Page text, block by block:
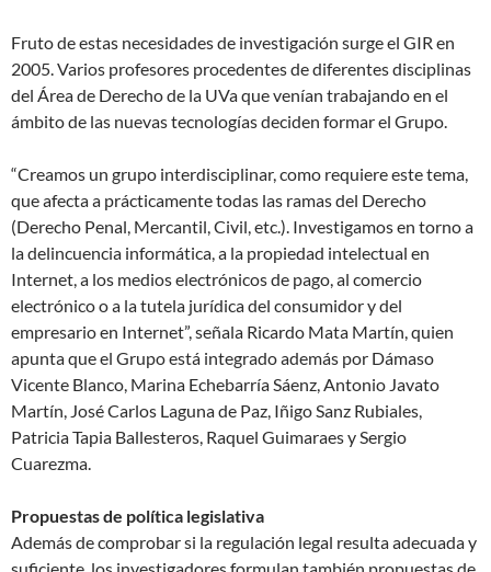
Fruto de estas necesidades de investigación surge el GIR en
2005. Varios profesores procedentes de diferentes disciplinas
del Área de Derecho de la UVa que venían trabajando en el
ámbito de las nuevas tecnologías deciden formar el Grupo.
“Creamos un grupo interdisciplinar, como requiere este tema,
que afecta a prácticamente todas las ramas del Derecho
(Derecho Penal, Mercantil, Civil, etc.). Investigamos en torno a
la delincuencia informática, a la propiedad intelectual en
Internet, a los medios electrónicos de pago, al comercio
electrónico o a la tutela jurídica del consumidor y del
empresario en Internet”, señala Ricardo Mata Martín, quien
apunta que el Grupo está integrado además por Dámaso
Vicente Blanco, Marina Echebarría Sáenz, Antonio Javato
Martín, José Carlos Laguna de Paz, Iñigo Sanz Rubiales,
Patricia Tapia Ballesteros, Raquel Guimaraes y Sergio
Cuarezma.
Propuestas de política legislativa
Además de comprobar si la regulación legal resulta adecuada y